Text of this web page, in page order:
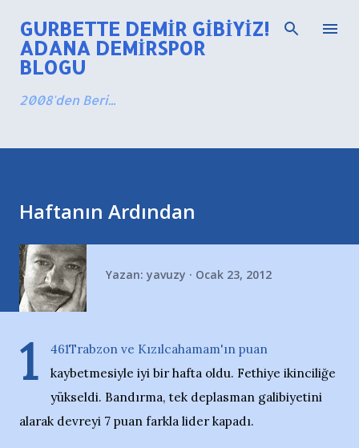
Ana içeriğe atla
GURBETTE DEMIR GIBIYIZ!
ADANA DEMIRSPOR
BLOGU
2008'den Beri...
Haftanın Ardından
Yazan: yavuzy Ocak 23, 2012
1
461Trabzon ve Kızılcahamam'ın puan
kaybetmesiyle iyi bir hafta oldu. Fethiye ikinciliğe
yükseldi. Bandırma, tek deplasman galibiyetini
alarak devreyi 7 puan farkla lider kapadı.